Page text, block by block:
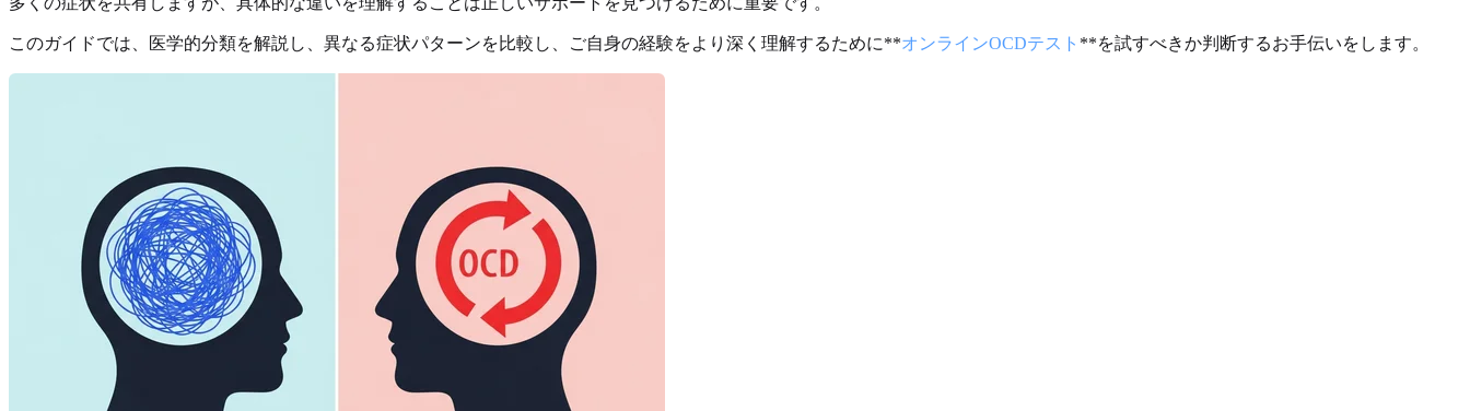
このガイドでは、医学的分類を解説し、異なる症状パターンを比較し、ご自身の経験をより深く理解するために**オンラインOCDテスト **を試すべきか判断するお手伝いをします。